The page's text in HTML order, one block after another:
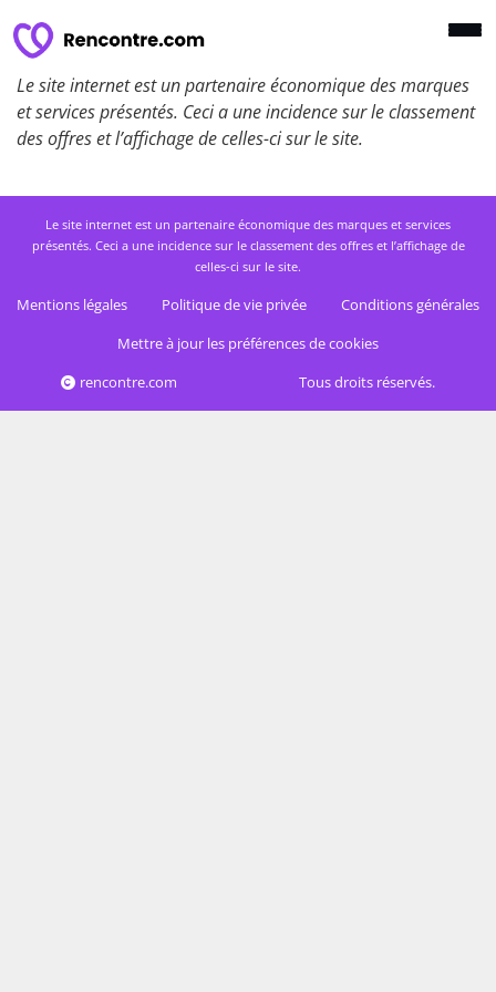
Le site internet est un partenaire économique des marques
et services présentés. Ceci a une incidence sur le classement
des offres et l’affichage de celles-ci sur le site.
Le site internet est un partenaire économique des marques et services
présentés. Ceci a une incidence sur le classement des offres et l’affichage de
celles-ci sur le site.
Mentions légales Politique de vie privée
Conditions générales
Mettre à jour les préférences de cookies
rencontre.com
Tous droits réservés.